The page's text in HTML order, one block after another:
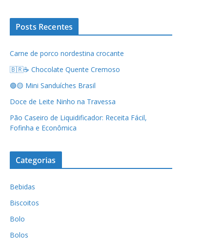
Posts Recentes
Carne de porco nordestina crocante
🇧🇷☕ Chocolate Quente Cremoso
🟢🟡 Mini Sanduíches Brasil
Doce de Leite Ninho na Travessa
Pão Caseiro de Liquidificador: Receita Fácil,
Fofinha e Econômica
Categorias
Bebidas
Biscoitos
Bolo
Bolos